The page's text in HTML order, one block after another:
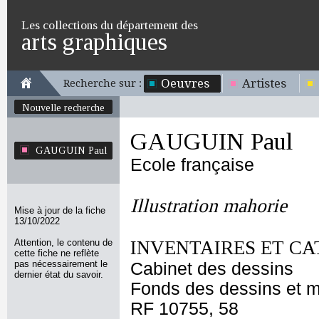
Les collections du département des
arts graphiques
Recherche sur : Oeuvres Artistes
Nouvelle recherche
GAUGUIN Paul
Mise à jour de la fiche
13/10/2022
Attention, le contenu de
cette fiche ne reflète
pas nécessairement le
dernier état du savoir.
GAUGUIN Paul
Ecole française
Illustration mahorie
INVENTAIRES ET
Cabinet des dessins
Fonds des dessins et
RF 10755, 58